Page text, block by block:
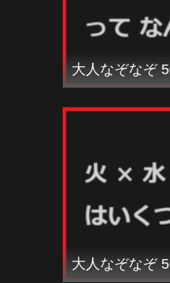
大人なぞなぞ
大人なぞなぞ